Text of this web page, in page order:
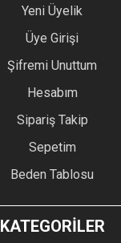
Yeni Üyelik
Üye Girişi
Şifremi Unuttum
Hesabım
Sipariş Takip
Sepetim
Beden Tablosu
KATEGORİLER